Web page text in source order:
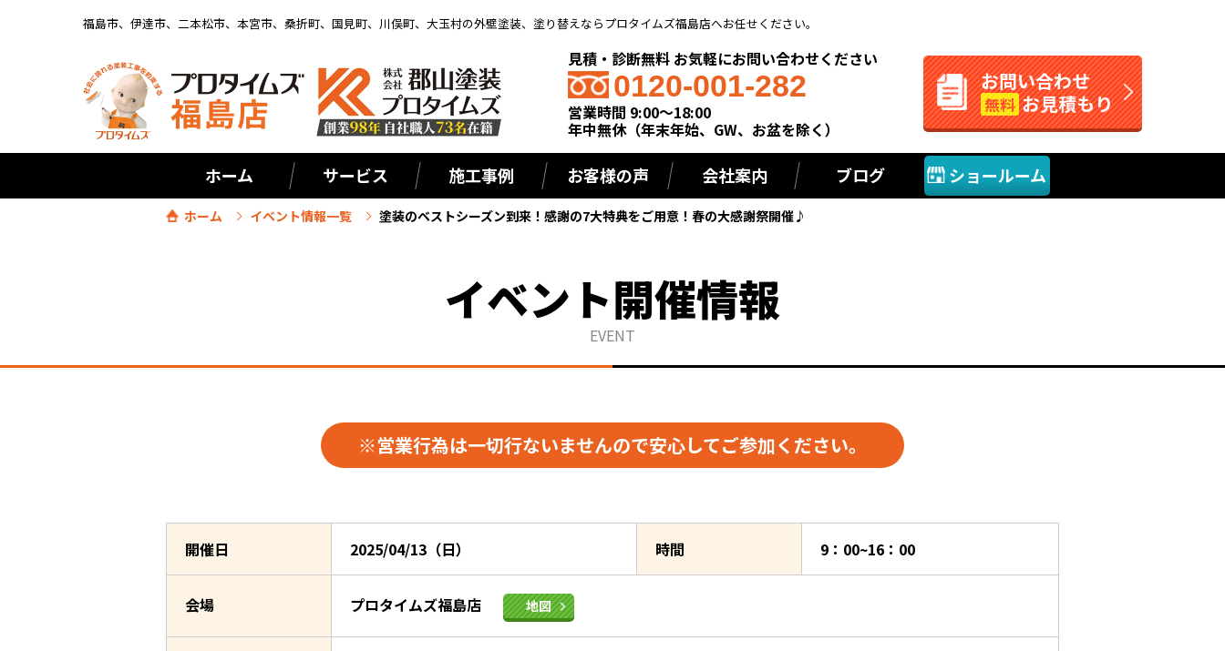
福島市、伊達市、二本松市、本宮市、桑折町、国見町、川俣町、大玉村の外壁塗装、塗り替えならプロタイムズ福島店へお任せください。
見積・診断無料 お気軽にお問い合わせください
0120-001-282
営業時間 9:00～18:00
年中無休（年末年始、GW、お盆を除く）
お問い合わせ
無料 お見積もり
ホーム サービス 施工事例 お客様の声 会社案内 ブログ ショールーム
ホーム イベント情報一覧 塗装のベストシーズン到来！感謝の7大特典をご用意！春の大感謝祭開催♪
イベント開催情報
EVENT
※営業行為は一切行ないませんので安心してご参加ください。
開催日 2025/04/13（日） 時間 9：00~16：00
会場 プロタイムズ福島店 地図